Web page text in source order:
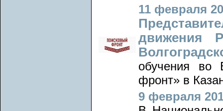
11 февраля
движения
обучения во
фронт» в
9 февраля